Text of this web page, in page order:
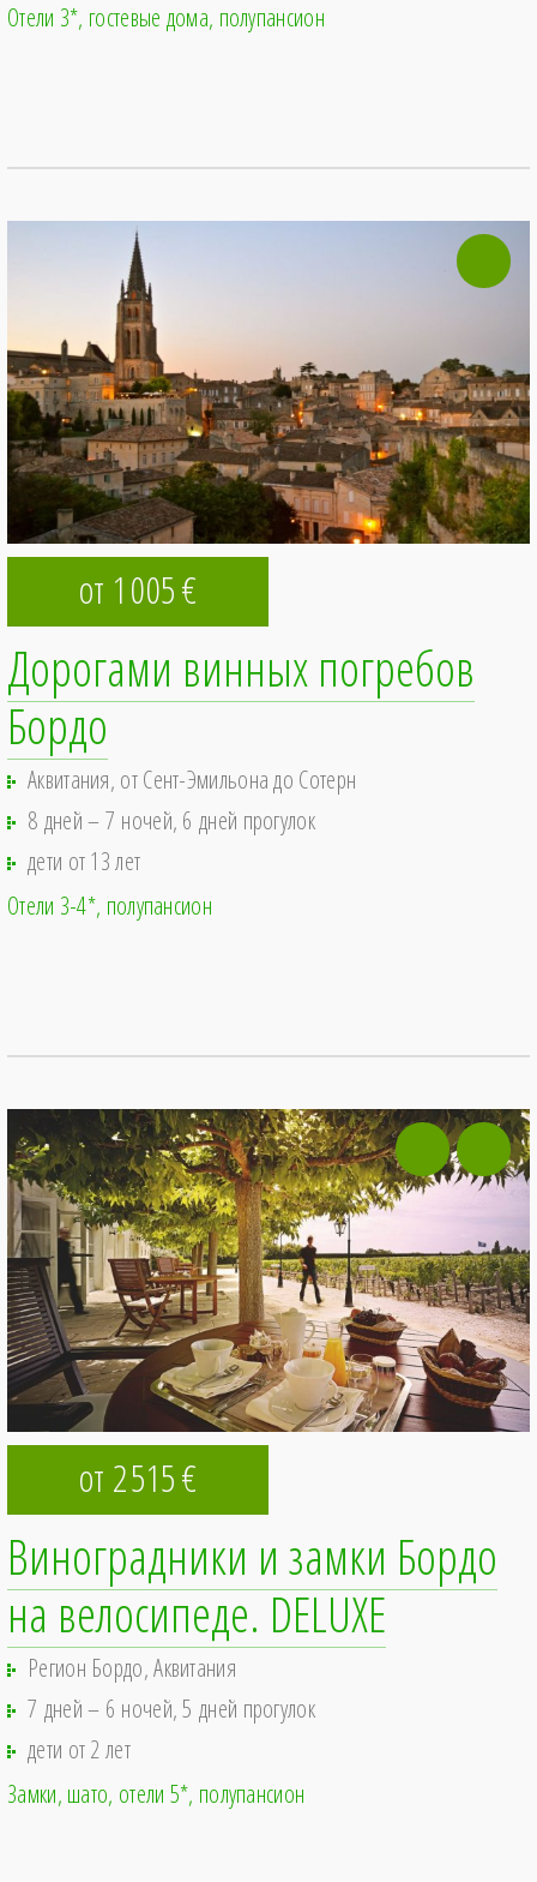
Отели 3*, гостевые дома полупансион
от 1005€
Дорогами винных погребов
Бордо
Аквитания, от Сент-Эмильона до Сотерн
8 дней – 7 ночей, 6 дней прогулок
дети от 13 лет
Отели 3-4* полупансион
от 2515€
Виноградники и замки Бордо
на велосипеде. DELUXE
Регион Бордо, Аквитания
7 дней – 6 ночей, 5 дней прогулок
дети от 2 лет
Замки, шато, отели 5* полупансион